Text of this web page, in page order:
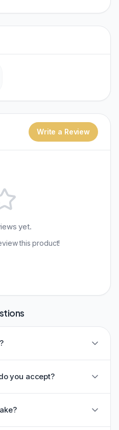
Write a Review
yet.
this product!
you accept?